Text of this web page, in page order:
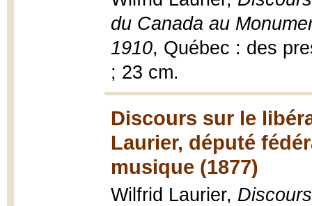
du Canada au
1910, Québec : des
; 23 cm.
Discours sur le
Laurier, député
musique (1877)
Wilfrid Laurier,